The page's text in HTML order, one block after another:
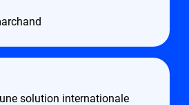
solution internationale